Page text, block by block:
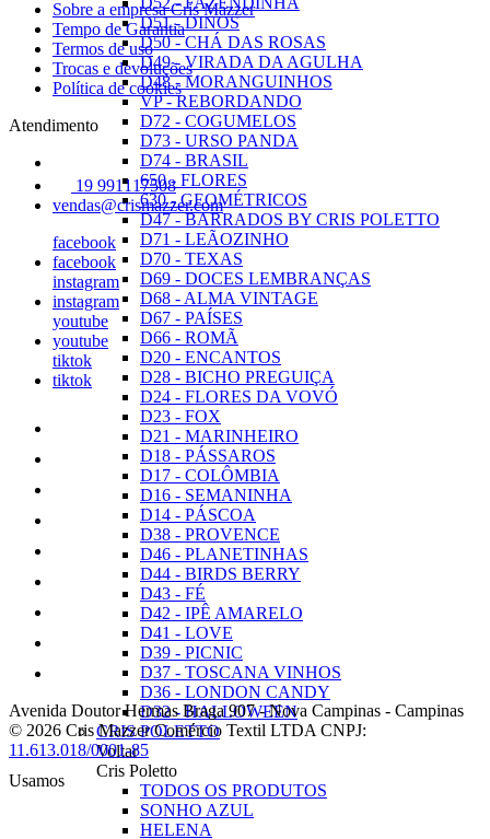
D51 - DINOS
D50 - CHÁ DAS ROSAS
D49 - VIRADA DA AGULHA
D48 - MORANGUINHOS
VP - REBORDANDO
D72 - COGUMELOS
D73 - URSO PANDA
D74 - BRASIL
650 - FLORES
630 - GEOMÉTRICOS
D47 - BARRADOS BY CRIS POLETTO
D71 - LEÃOZINHO
D70 - TEXAS
D69 - DOCES LEMBRANÇAS
D68 - ALMA VINTAGE
D67 - PAÍSES
D66 - ROMÃ
D20 - ENCANTOS
D28 - BICHO PREGUIÇA
D24 - FLORES DA VOVÓ
D23 - FOX
D21 - MARINHEIRO
D18 - PÁSSAROS
D17 - COLÔMBIA
D16 - SEMANINHA
D14 - PÁSCOA
D38 - PROVENCE
D46 - PLANETINHAS
D44 - BIRDS BERRY
D43 - FÉ
D42 - IPÊ AMARELO
D41 - LOVE
D39 - PICNIC
D37 - TOSCANA VINHOS
D36 - LONDON CANDY
D32 - HALLOWEEN
CRIS POLETTO
Voltar
Cris Poletto
TODOS OS PRODUTOS
SONHO AZUL
HELENA
Sobre a empresa Cris Mazzer
Tempo de Garantia
Termos de uso
Trocas e devoluções
Política de cookies
Atendimento
19 991117508
vendas@crismazzer.com
facebook
facebook
instagram
instagram
youtube
youtube
tiktok
tiktok
Avenida Doutor Hermas Braga 907-Nova Campinas - Campinas
© 2026 Cris Mazzer Comércio Textil LTDA CNPJ:
11.613.018/0001-85
Usamos